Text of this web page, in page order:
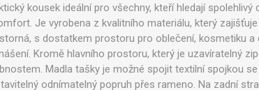
kousek ideální pro všechny, kteří hledají
Je vyrobena z kvalitního materiálu, který
s dostatkem prostoru pro oblečení, kosmetiku a
Kromě hlavního prostoru, který je uzavíratelný
Madla tašky je možné spojit textilní spojkou
odnímatelný popruh přes rameno. Na zadní